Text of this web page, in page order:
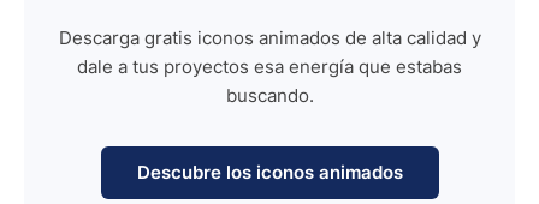
Descarga gratis iconos animados de alta calidad y
dale a tus proyectos esa energía que estabas
buscando.
Descubre los iconos animados